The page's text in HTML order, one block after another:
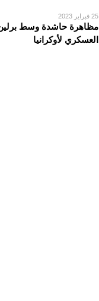
25 فبراير 2023
مظاهرة حاشدة وسط
العسكري لأوكرانيا